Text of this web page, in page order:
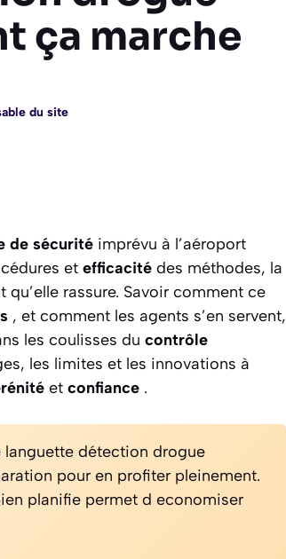
ça marche
du site
de sécurité imprévu à l’aéroport
et efficacité des méthodes, la
rassure. Savoir comment ce
, et comment les agents s’en servent,
les coulisses du contrôle
les limites et les innovations à
et confiance .
languette détection drogue
pour en profiter pleinement.
planifie permet d economiser